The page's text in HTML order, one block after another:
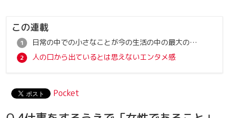
この連載
日常の中での小さなことが今の生活の中の最大の癒し
人の口から出ているとは思えないエンタメ感
Pocket